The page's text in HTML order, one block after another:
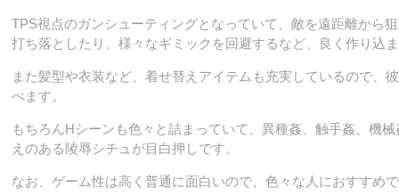
TPS視点のガンシューティングとなっていて、敵を遠距離から
打ち落としたり、様々なギミックを回避するなど、良く作り込
また髪型や衣装など、着せ替えアイテムも充実しているので、
べます。
もちろんHシーンも色々と詰まっていて、異種姦、触手姦、機
えのある陵辱シチュが目白押しです。
なお、ゲーム性は高く普通に面白いので、色々な人におすすめ